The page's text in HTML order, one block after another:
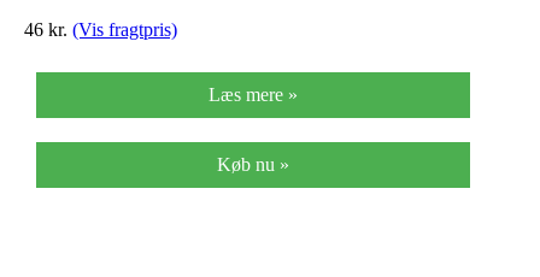
46 kr. (Vis fragtpris)
Læs mere »
Køb nu »